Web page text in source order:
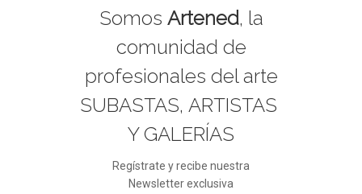
Somos Artened, la
comunidad de
profesionales del arte
SUBASTAS, ARTISTAS
Y GALERÍAS
Regístrate y recibe nuestra
Newsletter exclusiva